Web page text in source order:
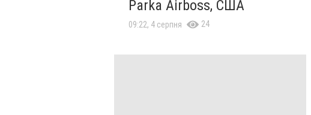
Parka Airboss, США
09:22, 4 серпня 24